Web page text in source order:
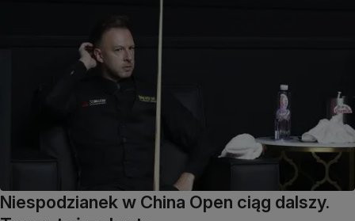
Niespodzianek w China Open ciąg dalszy.